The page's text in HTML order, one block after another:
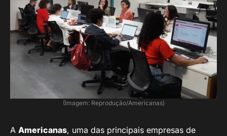
(Imagem: Reprodução/Americanas)
A Americanas, uma das principais empresas de